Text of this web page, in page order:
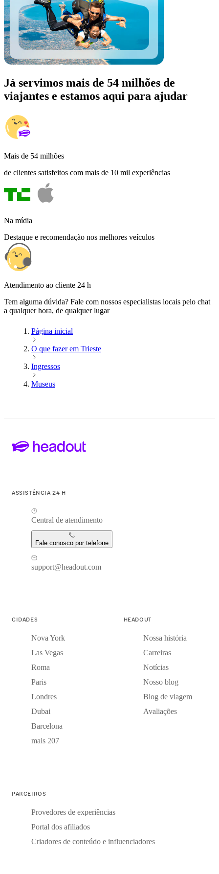
Já servimos mais de 54 milhões de
viajantes e estamos aqui para ajudar
Mais de 54 milhões
de clientes satisfeitos com mais de 10 mil experiências
Na mídia
Destaque e recomendação nos melhores veículos
Atendimento ao cliente 24 h
Tem alguma dúvida? Fale com nossos especialistas locais pelo chat
a qualquer hora, de qualquer lugar
Página inicial
O que fazer em Trieste
Ingressos
Museus
ASSISTÊNCIA 24 H
Central de atendimento
Fale conosco por telefone
support@headout.com
CIDADES
Nova York
Las Vegas
Roma
Paris
Londres
Dubai
Barcelona
mais 207
HEADOUT
Nossa história
Carreiras
Notícias
Nosso blog
Blog de viagem
Avaliações
PARCEIROS
Provedores de experiências
Portal dos afiliados
Criadores de conteúdo e influenciadores